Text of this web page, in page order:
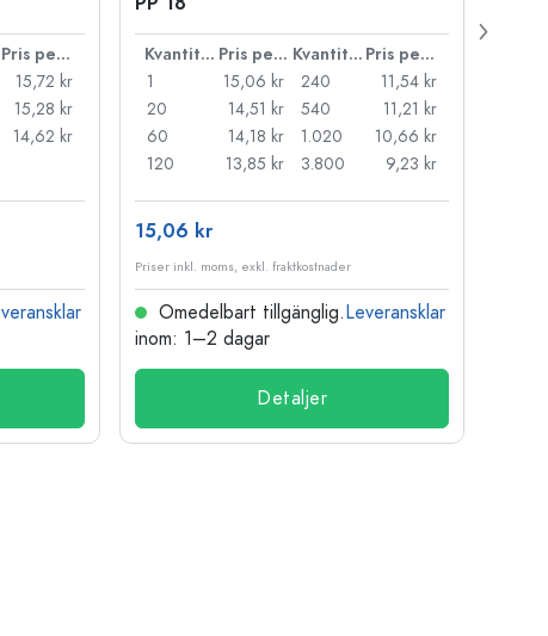
Pris per styck
15,72 kr
15,28 kr
14,62 kr
Kvantitet Pris per styck Kvantitet
Pris per styck
1
15,06 kr
20
14,51 kr
60
14,18 kr
120
13,85 kr
240
11,54 kr
540
11,21 kr
1.020
10,66 kr
3.800
9,23 kr
15,06 kr
Priser inkl. moms, exkl. fraktkostnader
Omedelbart tillgänglig.Leveransklar
inom: 1–2 dagar
Detaljer